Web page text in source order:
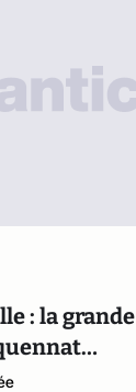
: la grande